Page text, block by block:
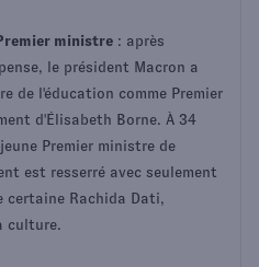
ministre : après
le président Macron a
de l'éducation comme Premier
d'Élisabeth Borne. À 34
Premier ministre de
est resserré avec seulement
certaine Rachida Dati,
culture.